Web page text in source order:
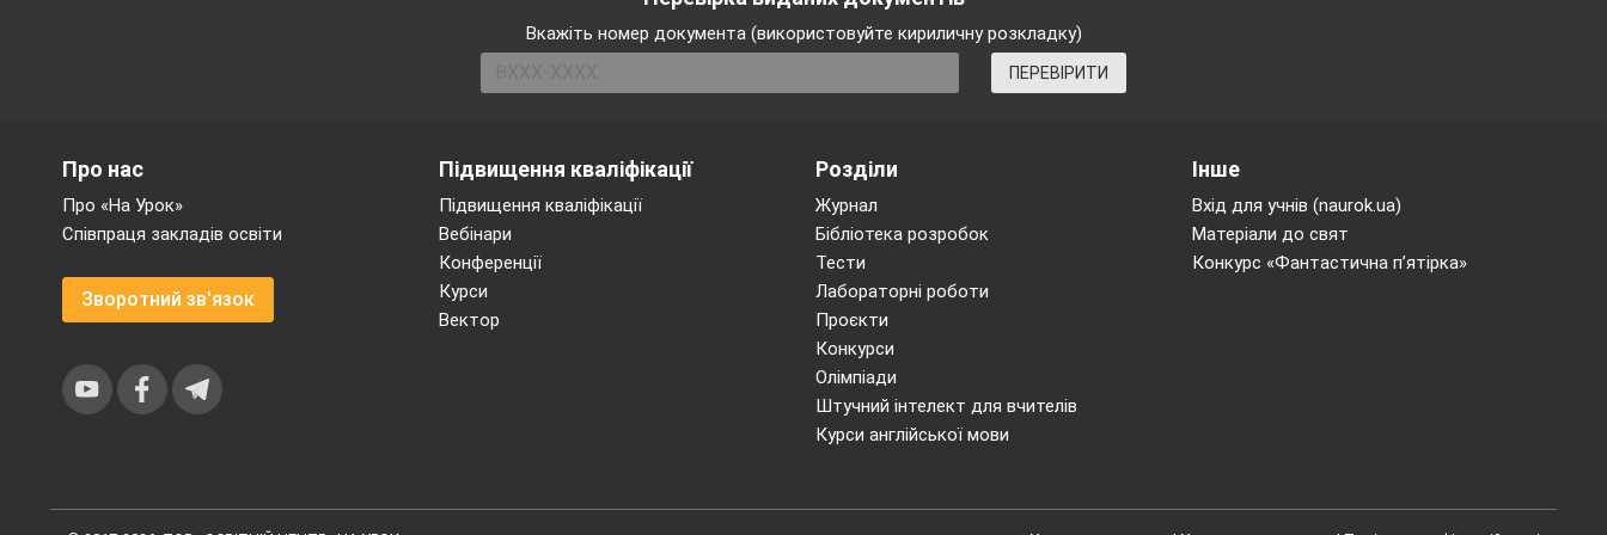
Вкажіть номер документа (використовуйте кириличну розкладку)
ПЕРЕВІРИТИ
Підвищення кваліфікації
Підвищення кваліфікації
Вебінари
Конференції
Курси
Вектор
Розділи
Журнал
Бібліотека розробок
Тести
Лабораторні роботи
Проєкти
Конкурси
Олімпіади
Штучний інтелект для вчителів
Курси англійської мови
Про нас
Про «На Урок»
Співпраця закладів освіти
Зворотний зв'язок
Інше
Вхід для учнів (naurok.ua)
Матеріали до свят
Конкурс «Фантастична п’ятірка»